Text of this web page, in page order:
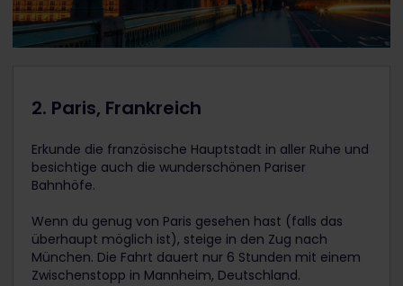
2. Paris, Frankreich
Erkunde die französische Hauptstadt in aller Ruhe und
besichtige auch die wunderschönen Pariser
Bahnhöfe.
Wenn du genug von Paris gesehen hast (falls das
überhaupt möglich ist), steige in den Zug nach
München. Die Fahrt dauert nur 6 Stunden mit einem
Zwischenstopp in Mannheim, Deutschland.